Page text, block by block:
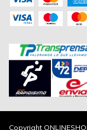
Copyright